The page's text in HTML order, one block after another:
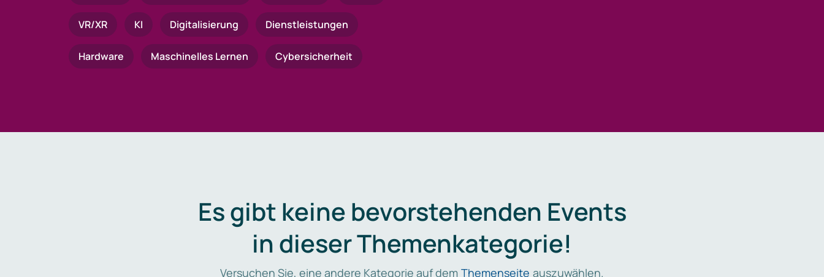
VR/XR KI Digitalisierung Dienstleistungen
Hardware Maschinelles Lernen Cybersicherheit
Es gibt keine bevorstehenden Events
in dieser Themenkategorie!
Versuchen Sie, eine andere Kategorie auf dem Themenseite auszuwählen.